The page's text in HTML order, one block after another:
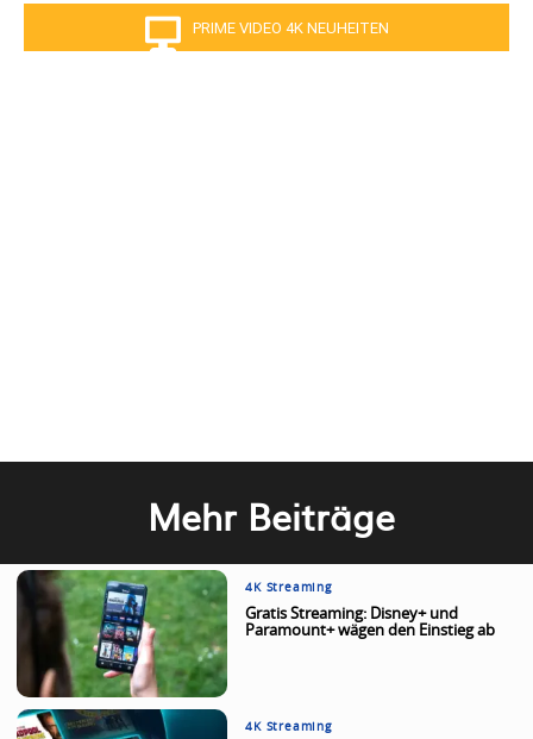
PRIME VIDEO 4K NEUHEITEN
Mehr Beiträge
4K Streaming
Gratis Streaming: Disney+ und
Paramount+ wägen den Einstieg ab
4K Streaming